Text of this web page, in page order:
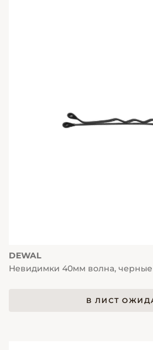
DEWAL
Невидимки 40мм волна, черные
В ЛИСТ